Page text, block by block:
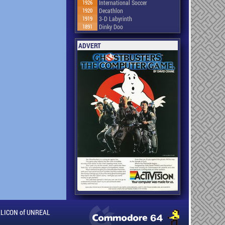
1926 International Soccer
1920 Decathlon
1919 3-D Labyrinth
1891 Dinky Doo
ADVERT
of UNREAL